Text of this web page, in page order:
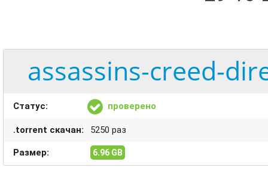
assassins-creed-
Статус: проверено
.torrent скачан: 5250 раз
Размер: 6.96 GB